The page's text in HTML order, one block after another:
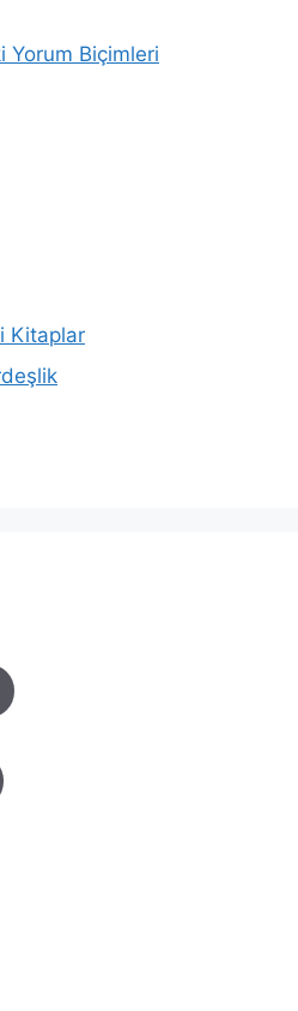
Yorum Biçimleri
Kitaplar